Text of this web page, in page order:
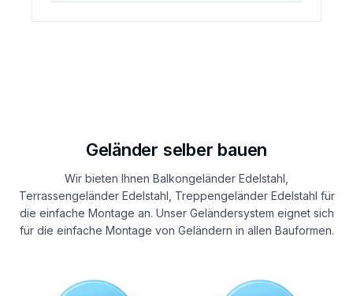
Geländer selber bauen
Wir bieten Ihnen Balkongeländer Edelstahl,
Terrassengeländer Edelstahl, Treppengeländer Edelstahl für
die einfache Montage an. Unser Geländersystem eignet sich
für die einfache Montage von Geländern in allen Bauformen.